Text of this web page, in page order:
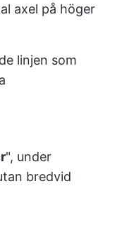
axel på höger
linjen som
", under
bredvid